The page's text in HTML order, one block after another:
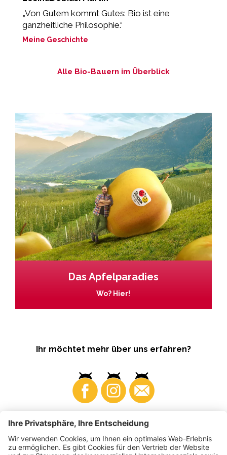
„Von Gutem kommt Gutes: Bio ist eine
ganzheitliche Philosophie.“
Meine Geschichte
Alle Bio-Bauern im Überblick
Das Apfelparadies
Wo? Hier!
Ihr möchtet mehr über uns erfahren?
Business Produzenten